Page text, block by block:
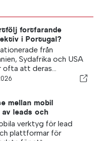
fortfarande
i Portugal?
från
Sydafrika och USA
ofta att deras...
mellan mobil
av leads och
för fastighetsdata
verktyg för lead
plattformar för